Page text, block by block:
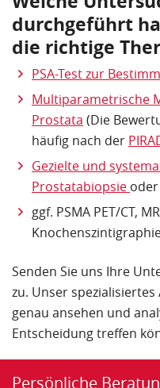
und das
besonderen Lage
Ich bin dankbar, dass
Leben verlängert hat
Herr Buckendahl so
umgegangen ist.
Quelle Jameda
durchgeführt
die richtige
PSA-Test zur
Multiparametrische
Prostata (Die
häufig nach der
Gezielte und
Prostatabiopsie oder
ggf. PSMA PET/CT,
Senden Sie uns Ihre
zu. Unser
genau ansehen und
Entscheidung treffen
Persönliche